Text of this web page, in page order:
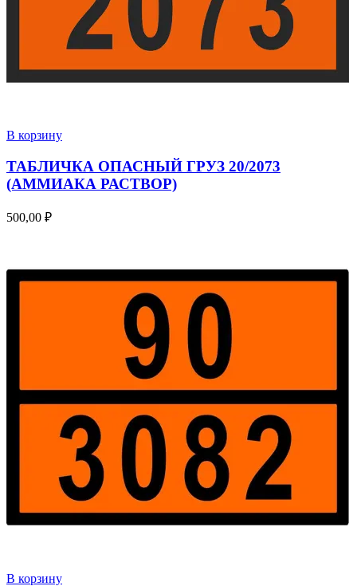
В корзину
ТАБЛИЧКА ОПАСНЫЙ ГРУЗ 20/2073
(АММИАКА РАСТВОР)
500,00 ₽
В корзину